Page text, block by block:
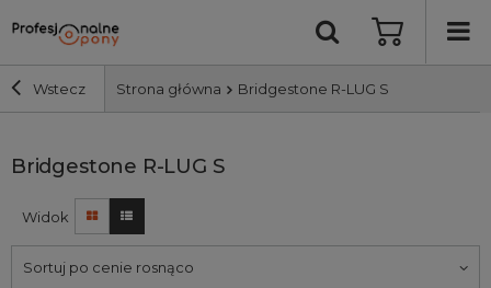
Wstecz Strona główna Bridgestone R-LUG S
Szerokość i profil
Średnica
Producent
Bridgestone R-LUG S
Widok
Sortuj po cenie rosnąco